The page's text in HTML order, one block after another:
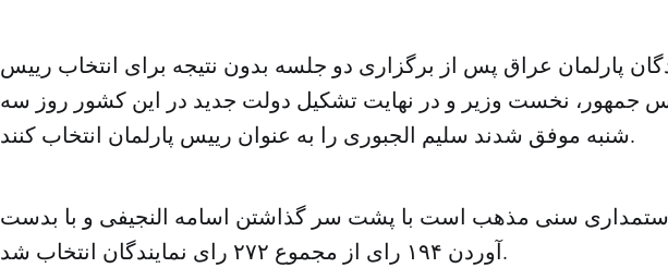
پارلمان عراق پس از برگزاری دو جلسه بدون نتیجه برای انتخاب رییس
جمهور، نخست وزیر و در نهایت تشکیل دولت جدید در این کشور روز سه
شنبه موفق شدند سلیم الجبوری را به عنوان رییس پارلمان انتخاب کنند.
سنی مذهب است با پشت سر گذاشتن اسامه النجیفی و با بدست
آوردن ۱۹۴ رای از مجموع ۲۷۲ رای نمایندگان انتخاب شد.